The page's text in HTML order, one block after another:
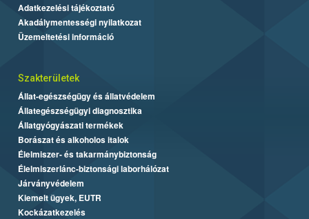
Adatkezelési tájékoztató
Akadálymentességi nyilatkozat
Üzemeltetési információ
Szakterületek
Állat-egészségügy és állatvédelem
Állategészségügyi diagnosztika
Állatgyógyászati termékek
Borászat és alkoholos italok
Élelmiszer- és takarmánybiztonság
Élelmiszerlánc-biztonsági laborhálózat
Járványvédelem
Kiemelt ügyek, EUTR
Kockázatkezelés